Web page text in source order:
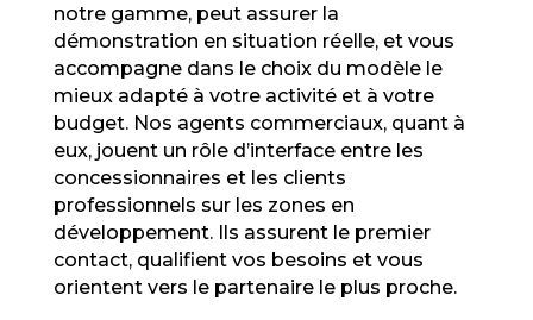
notre gamme, peut assurer la
démonstration en situation réelle, et vous
accompagne dans le choix du modèle le
mieux adapté à votre activité et à votre
budget. Nos agents commerciaux, quant à
eux, jouent un rôle d’interface entre les
concessionnaires et les clients
professionnels sur les zones en
développement. Ils assurent le premier
contact, qualifient vos besoins et vous
orientent vers le partenaire le plus proche.